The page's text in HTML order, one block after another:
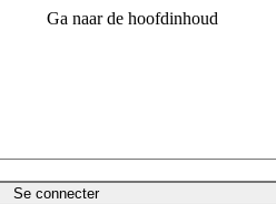
Ga naar de hoofdinhoud
Se connecter